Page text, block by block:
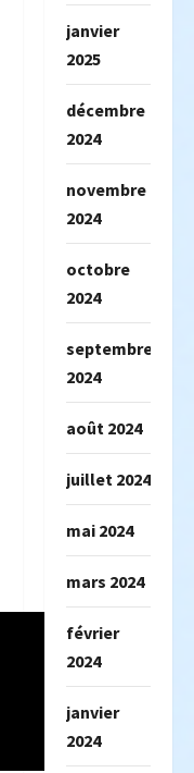
janvier
2025
décembre
2024
novembre
2024
octobre
2024
septembre
2024
août 2024
juillet 2024
mai 2024
mars 2024
février
2024
janvier
2024